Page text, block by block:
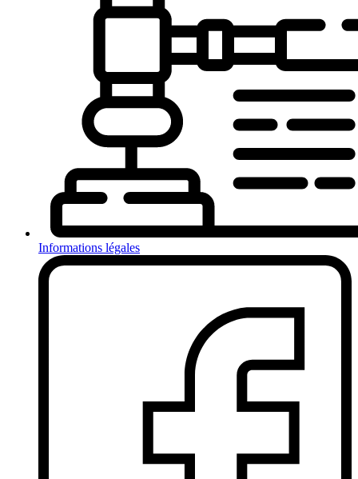
Informations légales